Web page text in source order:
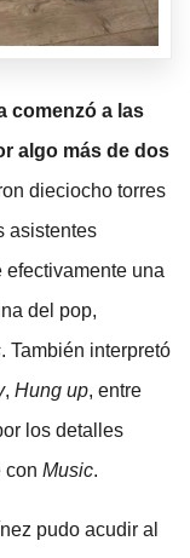
comenzó a las
algo más de dos
dieciocho torres
asistentes
efectivamente una
del pop,
. También interpretó
, Hung up, entre
los detalles
con Music.
pudo acudir al